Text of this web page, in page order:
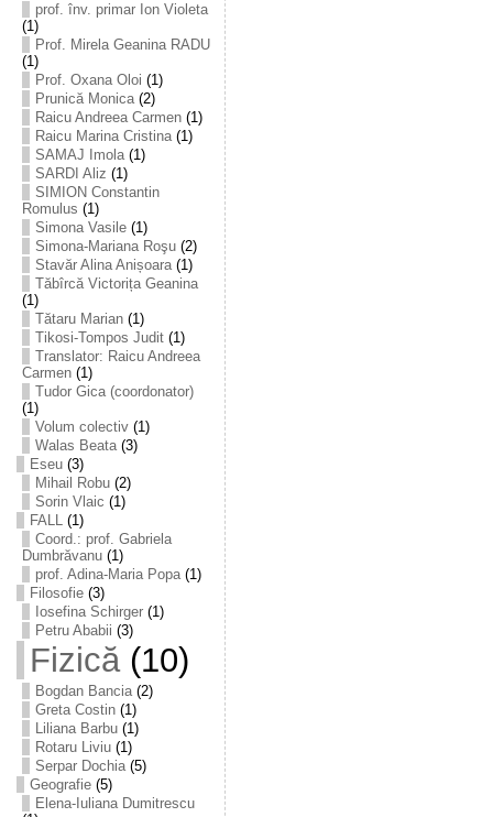
prof. înv. primar Ion Violeta
(1)
Prof. Mirela Geanina RADU
(1)
Prof. Oxana Oloi (1)
Prunică Monica(2)
Raicu Andreea Carmen(1)
Raicu Marina Cristina(1)
SAMAJ Imola(1)
SARDI Aliz (1)
SIMION Constantin
Romulus (1)
Simona Vasile(1)
Simona-Mariana Roşu(2)
Stavăr Alina Anișoara(1)
Tăbîrcă Victorița Geanina
(1)
Tătaru Marian(1)
Tikosi-Tompos Judit(1)
Translator: Raicu Andreea
Carmen(1)
Tudor Gica (coordonator)
(1)
Volum colectiv(1)
Walas Beata(3)
Eseu(3)
Mihail Robu(2)
Sorin Vlaic (1)
FALL(1)
Coord.: prof. Gabriela
Dumbrăvanu(1)
prof. Adina-Maria Popa(1)
Filosofie(3)
Iosefina Schirger(1)
Petru Ababii (3)
Fizică(10)
Bogdan Bancia(2)
Greta Costin(1)
Liliana Barbu(1)
Rotaru Liviu(1)
Serpar Dochia(5)
Geografie(5)
Elena-Iuliana Dumitrescu